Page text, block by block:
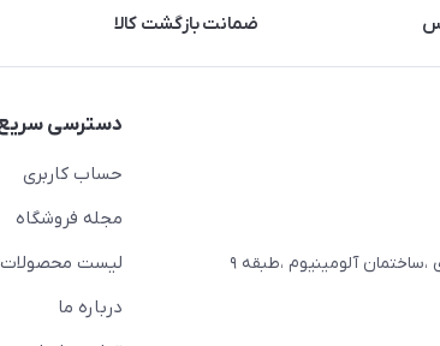
ضمانت بازگشت کالا
،ساختمان آلومینیوم ،طبقه ۹
دسترسی
حساب کاربری
مجله فروشگاه
لیست محصولات
درباره ما